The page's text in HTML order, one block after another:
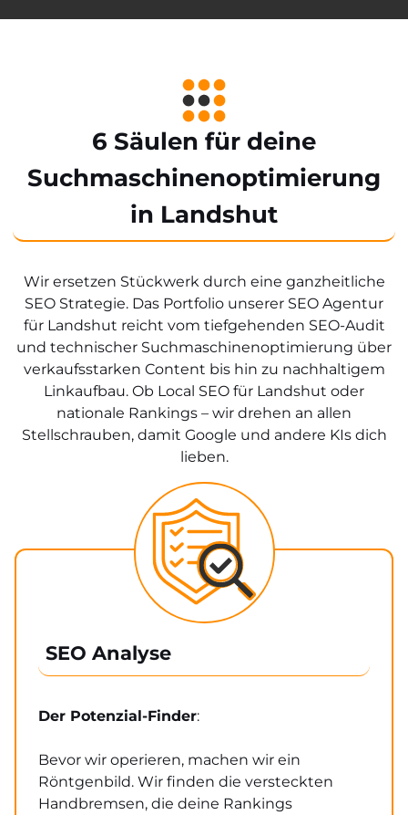
6 Säulen für deine
Suchmaschinenoptimierung
in Landshut
Wir ersetzen Stückwerk durch eine ganzheitliche
SEO Strategie. Das Portfolio unserer SEO Agentur
für Landshut reicht vom tiefgehenden SEO-Audit
und technischer Suchmaschinenoptimierung über
verkaufsstarken Content bis hin zu nachhaltigem
Linkaufbau. Ob Local SEO für Landshut oder
nationale Rankings – wir drehen an allen
Stellschrauben, damit Google und andere KIs dich
lieben.
SEO Analyse
Der Potenzial-Finder:
Bevor wir operieren, machen wir ein
Röntgenbild. Wir finden die versteckten
Handbremsen, die deine Rankings